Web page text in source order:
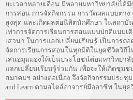
ยะเวลาหลายเดือน มีหลายมหาวิทยาลัยได้
การสอน การจัดกิจกรรม การวัดผลแบบต่าง
สูงสุด และเกิดผลต่อนิสิตนักศึกษา ในสถาบัน
เท่าการจัดการเรียนการสอนแบบปกติแบบเ
เสวนา ในการแลกเปลี่ยนเรียนรู้ เป็นการถอ
จัดการเรียนการสอนในทุกมิติในยุคชีวิตวิถี
เสนอมุมมองให้เป็นประโยชน์ต่อมหาวิทยาลั
แลกเปลี่ยนเรียนรู้ร่วมกัน เพื่อจะให้เกิดชุม
สมาคมฯ อย่างต่อเนื่อง จึงจัดกิจกรรมประชุ
and Learn ตามสไตล์อาจารย์มืออาชีพ ในยุค